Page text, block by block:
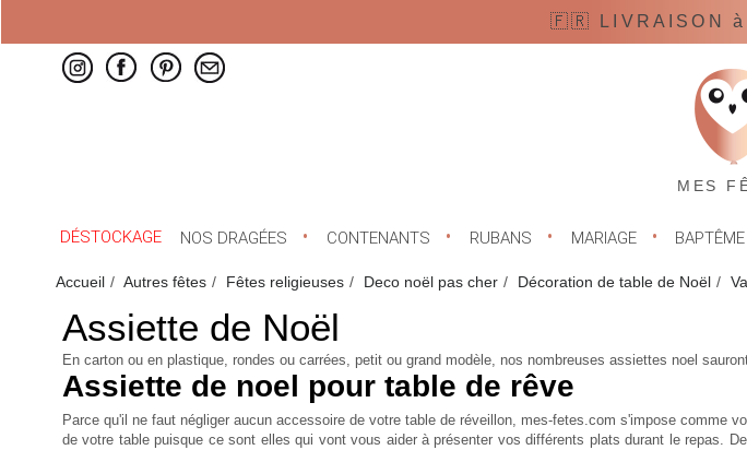
🇫🇷 LIVRAISON
MES
DÉSTOCKAGE NOS DRAGÉES CONTENANTS RUBANS MARIAGE BAPTÊME
Accueil Autres fêtes Fêtes religieuses Deco noël pas cher Décoration de table de Noël
Assiette de Noël
En carton ou en plastique, rondes ou carrées, petit ou grand modèle, nos nombreuses assiettes noel
Assiette de noel pour table de rêve
Parce qu'il ne faut négliger aucun accessoire de votre table de réveillon, mes-fetes.com s'impose
de votre table puisque ce sont elles qui vont vous aider à présenter vos différents plats durant le repas.